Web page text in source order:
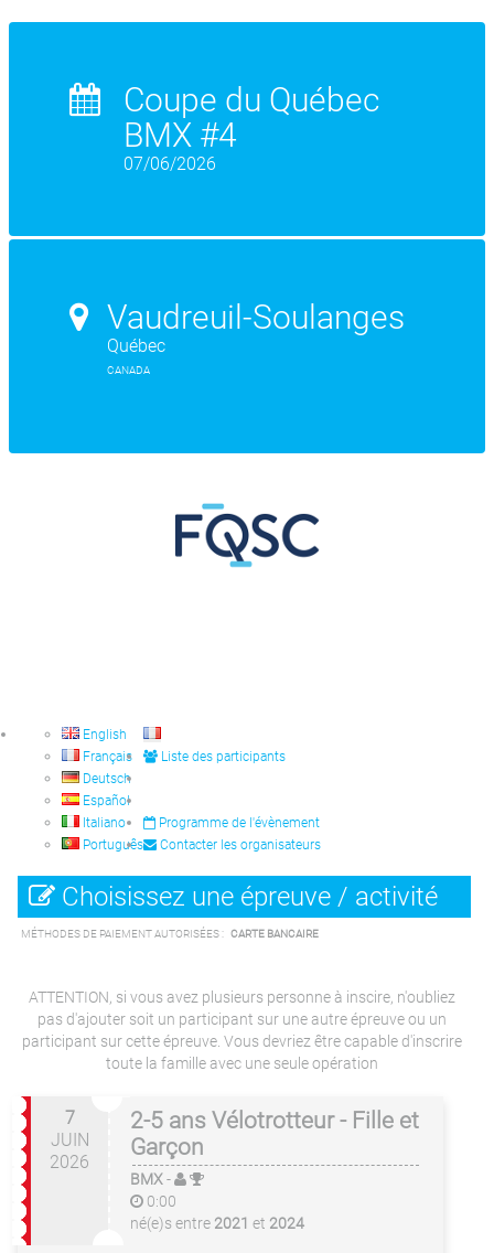
Coupe du Québec
BMX #4
07/06/2026
Vaudreuil-Soulanges
Québec
CANADA
English
Français
Deutsch
Español
Italiano
Português
Liste des participants
Programme de l'évènement
Contacter les organisateurs
Choisissez une épreuve / activité
MÉTHODES DE PAIEMENT AUTORISÉES : CARTE BANCAIRE
ATTENTION, si vous avez plusieurs personne à inscire, n'oubliez
pas d'ajouter soit un participant sur une autre épreuve ou un
participant sur cette épreuve. Vous devriez être capable d'inscrire
toute la famille avec une seule opération
7
JUIN
2026
2-5 ans Vélotrotteur - Fille et
Garçon
BMX-
0:00
né(e)s entre 2021 et 2024